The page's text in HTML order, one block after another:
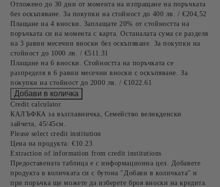
Отложено до 30 дни от момента на изпращане на поръчката
без оскъпяване. За покупки на стойност до 400 лв. / €204,52
Плащане на 4 вноски. Заплащате 20% от стойността на
поръчката си на момента с карта. Останалата сума се разделя
на 3 равни месечни вноски без оскъпяване. За покупки на
стойност до 1000 лв. / €511.31
Плащане на 6 вноски. Стойността на поръчката се
разпределя в 6 равни месечни вноски с оскъпяване. За
покупки на стойност до 2000 лв. / €1022.61
Credit calculator
КАЛЪФКА за възглавничка, Семейство великденски
зайчета, 45/45см.
Please select credit institution
Цена на продукта: €10.23
Extraction of information from credit institutions
Предоставената таблица е с информационна цел. Добавете
продукта в количката си с бутона "Добави в количката" и
при поръчка ще можете да изберете броя вноски на кредита.